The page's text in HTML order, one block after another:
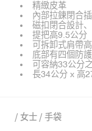
精緻皮革
內部拉鍊閉合
磁扣閉合設計
提把高9.5公分
可拆卸式肩帶
底部有四個防
可容納33公分
長34公分 x 高
/ 女士 / 手袋